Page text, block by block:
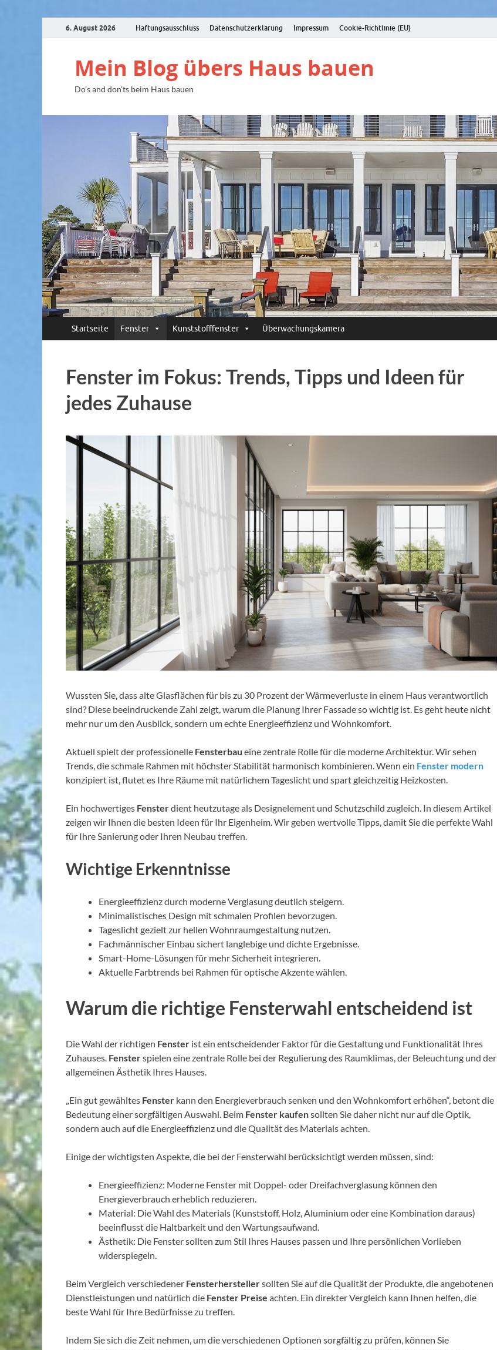
6. August 2026 Haftungsausschluss Datenschutzerklärung Impressum Cookie-Richtlinie (EU)
Mein Blog übers Haus bauen
Do's and don'ts beim Haus bauen
Startseite Fenster Kunststofffenster Überwachungskamera
Fenster im Fokus: Trends, Tipps und Ideen für
jedes Zuhause
Wussten Sie, dass alte Glasflächen für bis zu 30 Prozent der Wärmeverluste in einem Haus verantwortlich
sind? Diese beeindruckende Zahl zeigt, warum die Planung Ihrer Fassade so wichtig ist. Es geht heute nicht
mehr nur um den Ausblick, sondern um echte Energieeffizienz und Wohnkomfort.
Aktuell spielt der professionelle Fensterbau eine zentrale Rolle für die moderne Architektur. Wir sehen
Trends, die schmale Rahmen mit höchster Stabilität harmonisch kombinieren. Wenn ein Fenster modern
konzipiert ist, flutet es Ihre Räume mit natürlichem Tageslicht und spart gleichzeitig Heizkosten.
Ein hochwertiges Fensterdient heutzutage als Designelement und Schutzschild zugleich. In diesem Artikel
zeigen wir Ihnen die besten Ideen für Ihr Eigenheim. Wir geben wertvolle Tipps, damit Sie die perfekte Wahl
für Ihre Sanierung oder Ihren Neubau treffen.
Wichtige Erkenntnisse
Energieeffizienz durch moderne Verglasung deutlich steigern.
Minimalistisches Design mit schmalen Profilen bevorzugen.
Tageslicht gezielt zur hellen Wohnraumgestaltung nutzen.
Fachmännischer Einbau sichert langlebige und dichte Ergebnisse.
Smart-Home-Lösungen für mehr Sicherheit integrieren.
Aktuelle Farbtrends bei Rahmen für optische Akzente wählen.
Warum die richtige Fensterwahl entscheidend ist
Die Wahl der richtigen Fenster ist ein entscheidender Faktor für die Gestaltung und Funktionalität Ihres
Zuhauses. Fensterspielen eine zentrale Rolle bei der Regulierung des Raumklimas, der Beleuchtung und der
allgemeinen Ästhetik Ihres Hauses.
„Ein gut gewähltes Fenster kann den Energieverbrauch senken und den Wohnkomfort erhöhen“, betont die
Bedeutung einer sorgfältigen Auswahl. Beim Fenster kaufensollten Sie daher nicht nur auf die Optik,
sondern auch auf die Energieeffizienz und die Qualität des Materials achten.
Einige der wichtigsten Aspekte, die bei der Fensterwahl berücksichtigt werden müssen, sind:
Energieeffizienz: Moderne Fenster mit Doppel- oder Dreifachverglasung können den
Energieverbrauch erheblich reduzieren.
Material: Die Wahl des Materials (Kunststoff, Holz, Aluminium oder eine Kombination daraus)
beeinflusst die Haltbarkeit und den Wartungsaufwand.
Ästhetik: Die Fenster sollten zum Stil Ihres Hauses passen und Ihre persönlichen Vorlieben
widerspiegeln.
Beim Vergleich verschiedener Fensterherstellersollten Sie auf die Qualität der Produkte, die angebotenen
Dienstleistungen und natürlich die Fenster Preise achten. Ein direkter Vergleich kann Ihnen helfen, die
beste Wahl für Ihre Bedürfnisse zu treffen.
Indem Sie sich die Zeit nehmen, um die verschiedenen Optionen sorgfältig zu prüfen, können Sie